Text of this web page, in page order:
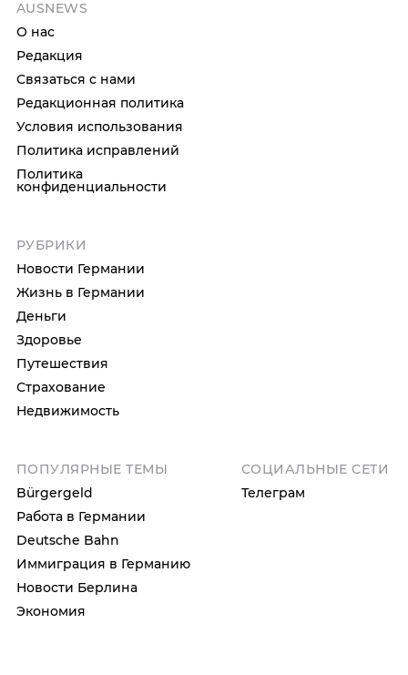
AUSNEWS
О нас
Редакция
Связаться с нами
Редакционная политика
Условия использования
Политика исправлений
Политика
конфиденциальности
РУБРИКИ
Новости Германии
Жизнь в Германии
Деньги
Здоровье
Путешествия
Страхование
Недвижимость
ПОПУЛЯРНЫЕ ТЕМЫ
Bürgergeld
Работа в Германии
Deutsche Bahn
Иммиграция в Германию
Новости Берлина
Экономия
СОЦИАЛЬНЫЕ СЕТИ
Телеграм